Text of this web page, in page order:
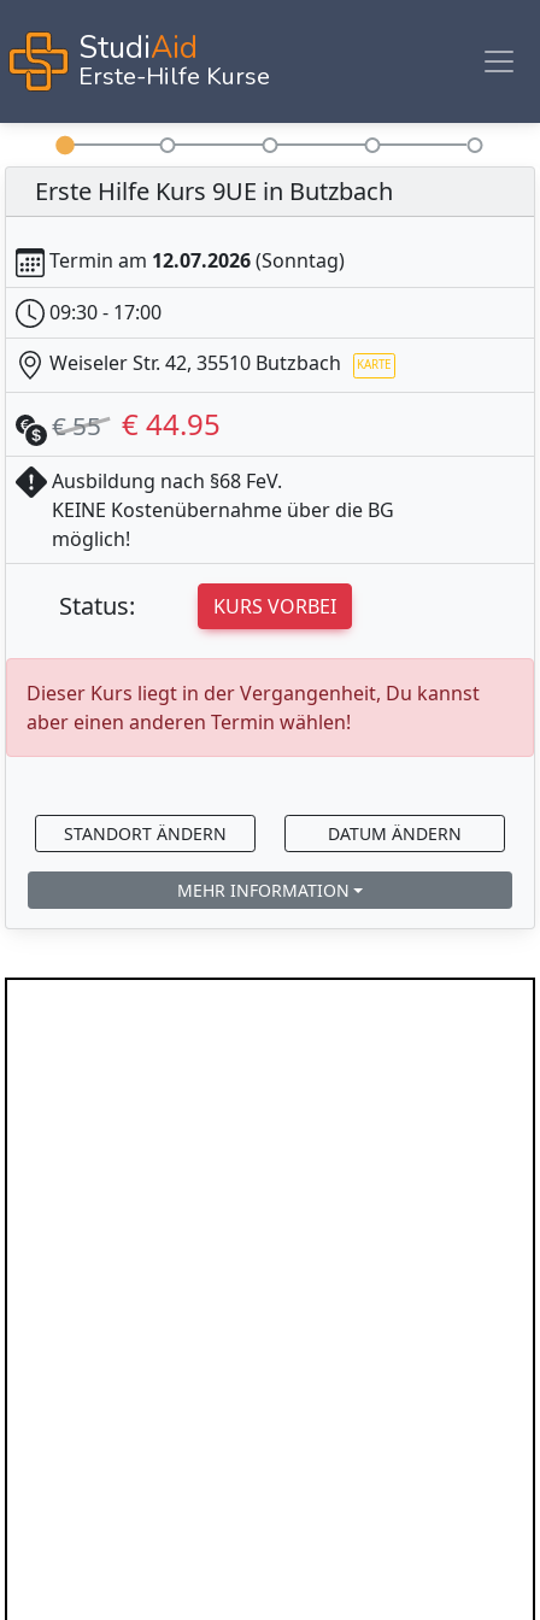
StudiAid
Erste-Hilfe Kurse
Erste Hilfe Kurs 9UE in Butzbach
Termin am 12.07.2026(Sonntag)
09:30 - 17:00
Weiseler Str. 42, 35510 Butzbach
€ 55 € 44.95
Ausbildung nach §68 FeV.
KEINE Kostenübernahme über die BG
möglich!
Status: KURS VORBEI
Dieser Kurs liegt in der Vergangenheit, Du kannst
aber einen anderen Termin wählen!
STANDORT ÄNDERN DATUM ÄNDERN
MEHR INFORMATION